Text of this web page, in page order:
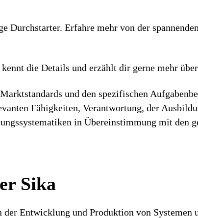
Durchstarter. Erfahre mehr von der
die Details und erzählt dir gerne mehr
und den spezifischen
Fähigkeiten, Verantwortung, der
in Übereinstimmung mit den
Sika
Entwicklung und Produktion von Systemen